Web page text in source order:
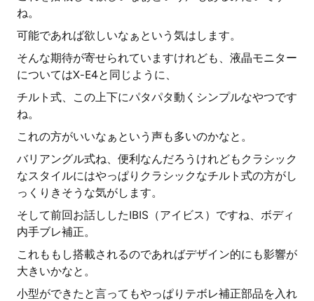
ね。
可能であれば欲しいなぁという気はします。
そんな期待が寄せられていますけれども、液晶モニター
についてはX-E4と同じように、
チルト式、この上下にパタパタ動くシンプルなやつです
ね。
これの方がいいなぁという声も多いのかなと。
バリアングル式ね、便利なんだろうけれどもクラシック
なスタイルにはやっぱりクラシックなチルト式の方がし
っくりきそうな気がします。
そして前回お話ししたIBIS（アイビス）ですね、ボディ
内手ブレ補正。
これももし搭載されるのであればデザイン的にも影響が
大きいかなと。
小型ができたと言ってもやっぱりテボレ補正部品を入れ